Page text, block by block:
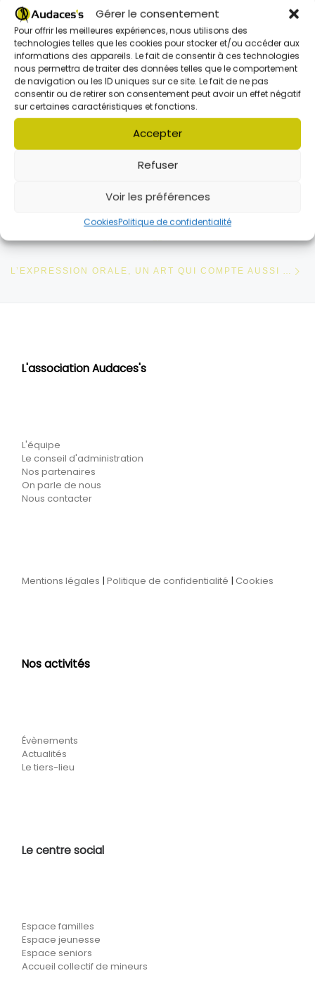
Gérer le consentement
Pour offrir les meilleures expériences, nous utilisons des
technologies telles que les cookies pour stocker et/ou accéder aux
informations des appareils. Le fait de consentir à ces technologies
nous permettra de traiter des données telles que le comportement
de navigation ou les ID uniques sur ce site. Le fait de ne pas
consentir ou de retirer son consentement peut avoir un effet négatif
sur certaines caractéristiques et fonctions.
Accepter
Refuser
Voir les préférences
CookiesPolitique de confidentialité
Publié
Inscription restauration
scolaire
Appel à candidatures
— Formateurs &
Formatrices
Parcourir les articles
CONNAISSEZ-VOUS « LE BRIQUET » ?
RETOUR À LA LISTE DES
L’EXPRESSION ORALE, UN ART QUI COMPTE AUSSI AUX YEUX DES COLLÉGIENS
L'association Audaces's
L'équipe
Le conseil d'administration
Nos partenaires
On parle de nous
Nous contacter
Mentions légales |Politique de confidentialité |Cookies
Nos activités
Évènements
Actualités
Le tiers-lieu
Le centre social
Espace familles
Espace jeunesse
Espace seniors
Accueil collectif de mineurs